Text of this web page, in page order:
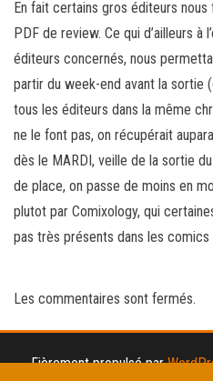
En fait certains gros éditeurs
PDF de review. Ce qui d’ailleurs à
éditeurs concernés, nous
partir du week-end avant la sortie
tous les éditeurs dans la même
ne le font pas, on récupérait
dès le MARDI, veille de la sortie
de place, on passe de moins en
plutot par Comixology, qui
pas très présents dans les comics
Les commentaires sont fermés.
Fièrement propulsé par